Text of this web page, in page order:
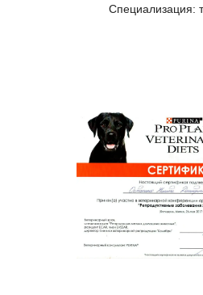
Специализация: